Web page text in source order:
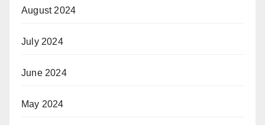
August 2024
July 2024
June 2024
May 2024